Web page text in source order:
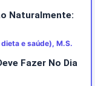
Naturalmente:
e saúde), M.S.
Fazer No Dia